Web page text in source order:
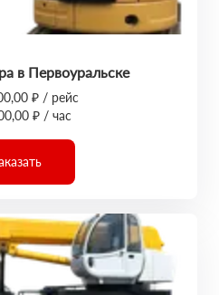
в Первоуральске
₽ / рейс
₽ / час